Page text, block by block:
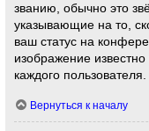
званию, обычно это
указывающие на то,
ваш статус на
изображение
каждого пользователя.
Вернуться к началу